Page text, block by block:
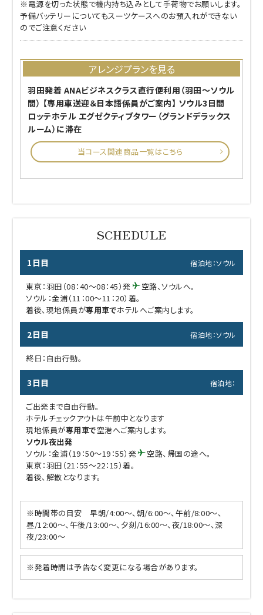
※電源を切った状態で機内持ち込みとして手荷物でお願いします。
予備バッテリーについてもスーツケースへのお預入れができない
のでご注意ください
アレンジプランを見る
羽田発着 ANAビジネスクラス直行便利用（羽田～ソウル
間） 【専用車送迎＆日本語係員がご案内】 ソウル3日間
ロッテホテル エグゼクティブタワー（グランドデラックス
ルーム）に滞在
当コース関連商品一覧はこちら
1日目 宿泊地：ソウル
東京：羽田（08：40～08：45）発
空路、ソウルへ。
ソウル：金浦（11：00～11：20）着。
着後、現地係員が専用車でホテルへご案内します。
2日目 宿泊地：ソウル
終日：自由行動。
3日目 宿泊地：
ご出発まで自由行動。
ホテルチェックアウトは午前中となります
現地係員が専用車で空港へご案内します。
ソウル夜出発
ソウル：金浦（19：50～19：55）発
空路、帰国の途へ。
東京：羽田（21：55～22：15）着。
着後、解散となります。
※時間帯の目安 早朝/4:00～、朝/6:00～、午前/8:00～、
昼/12:00～、午後/13:00～、夕刻/16:00～、夜/18:00～、深
夜/23:00～
※発着時間は予告なく変更になる場合があります。